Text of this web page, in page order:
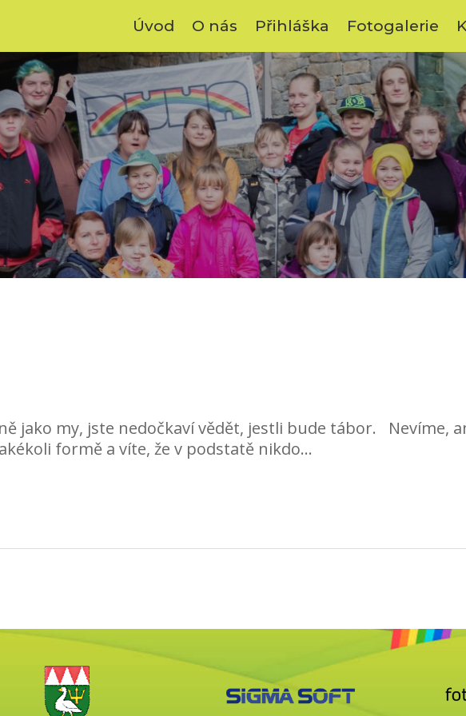
Úvod O nás Přihláška Fotogalerie
jako my, jste nedočkaví vědět, jestli bude tábor. Nevíme,
formě a víte, že v podstatě nikdo…